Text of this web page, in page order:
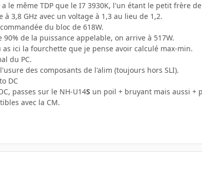
le même TDP que le I7 3930K, l'un étant le petit frère
3,8 GHz avec un voltage à 1,3 au lieu de 1,2.
du bloc de 618W.
de la puissance appelable, on arrive à 517W.
ici la fourchette que je pense avoir calculé max-min.
du PC.
des composants de l'alim (toujours hors SLI).
DC
passes sur le NH-U14S un poil + bruyant mais aussi +
avec la CM.